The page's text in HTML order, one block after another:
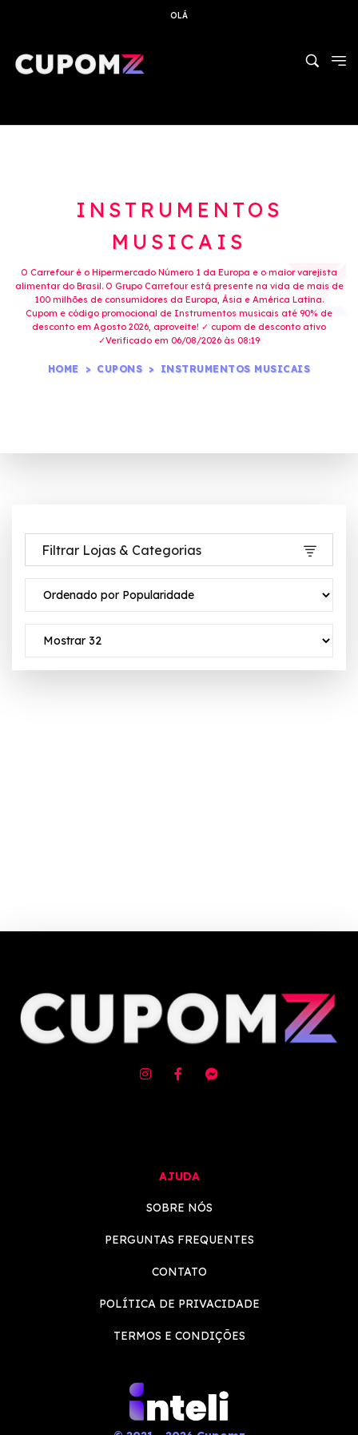
OLÁ
INSTRUMENTOS
MUSICAIS
O Carrefour é o Hipermercado Número 1 da Europa e o maior varejista
alimentar do Brasil. O Grupo Carrefour está presente na vida de mais de
100 milhões de consumidores da Europa, Ásia e América Latina.
Cupom e código promocional de Instrumentos musicais até 90% de
desconto em Agosto 2026, aproveite! ✓ cupom de desconto ativo
✓Verificado em 06/08/2026 às 08:19
HOME CUPONS INSTRUMENTOS MUSICAIS
Filtrar Lojas & Categorias
AJUDA
SOBRE NÓS
PERGUNTAS FREQUENTES
CONTATO
POLÍTICA DE PRIVACIDADE
TERMOS E CONDIÇÕES